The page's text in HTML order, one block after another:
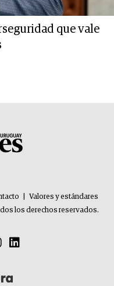
que vale
Valores y estándares
los derechos reservados.